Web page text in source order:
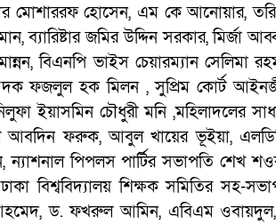
মোশাররফ হোসেন, এম কে আনোয়ার,
জমির উদ্দিন সরকার, মির্জা
বিএনপি ভাইস চেয়ারম্যান সেলিমা
ফজলুল হক মিলন , সুপ্রিম কোর্ট
ইয়াসমিন চৌধুরী মনি ,মহিলাদলের
আবদিন ফরুক, আবুল খায়ের ভূইয়া,
পিপলস পার্টির সভাপতি শেখ
বিশ্ববিদ্যালয় শিক্ষক সমিতির সহ-
ড. ফখরুল আমিন, এবিএম